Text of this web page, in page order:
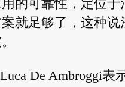
的可靠性，定位
就足够了，这种
De Ambroggi